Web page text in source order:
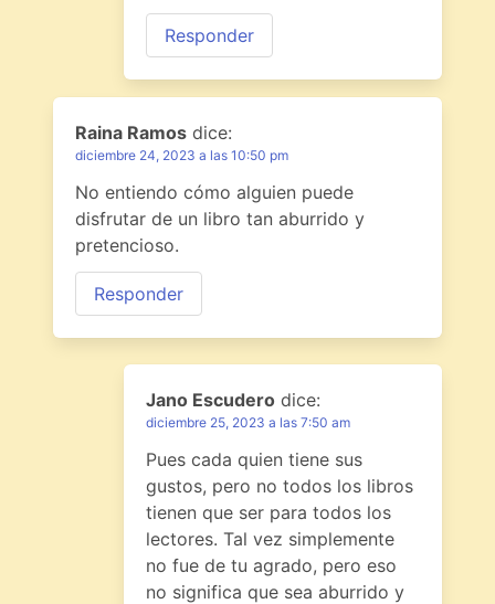
Responder
Raina Ramos dice:
diciembre 24, 2023 a las 10:50 pm
No entiendo cómo alguien puede
disfrutar de un libro tan aburrido y
pretencioso.
Responder
Jano Escudero dice:
diciembre 25, 2023 a las 7:50 am
Pues cada quien tiene sus
gustos, pero no todos los libros
tienen que ser para todos los
lectores. Tal vez simplemente
no fue de tu agrado, pero eso
no significa que sea aburrido y